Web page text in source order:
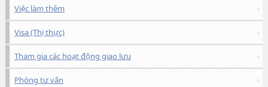
Việc làm thêm
Visa (Thị thực)
Tham gia các hoạt động giao lưu
Phòng tư vấn